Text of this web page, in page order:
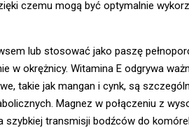
czemu mogą być optymalnie
lub stosować jako paszę
w okrężnicy. Witamina E odgrywa
takie jak mangan i cynk, są
Magnez w połączeniu z
szybkiej transmisji bodźców do